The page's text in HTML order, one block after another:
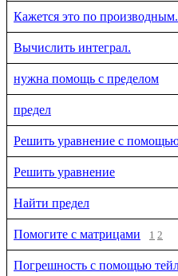
Кажется это по производным.
Вычислить интеграл.
нужна помощь с пределом
предел
Решить уравнение с
Решить уравнение
Найти предел
Помогите с матрицами 1 2
Погрешность с помощью